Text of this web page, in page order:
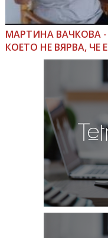
МАРТИНА ВАЧКОВА
КОЕТО НЕ ВЯРВА, ЧЕ